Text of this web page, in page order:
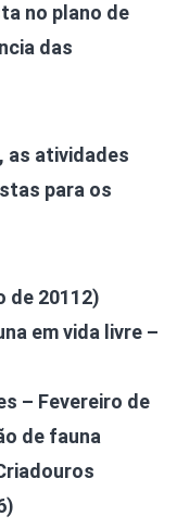
no plano de
das
as atividades
para os
de 20112)
em vida livre –
– Fevereiro de
de fauna